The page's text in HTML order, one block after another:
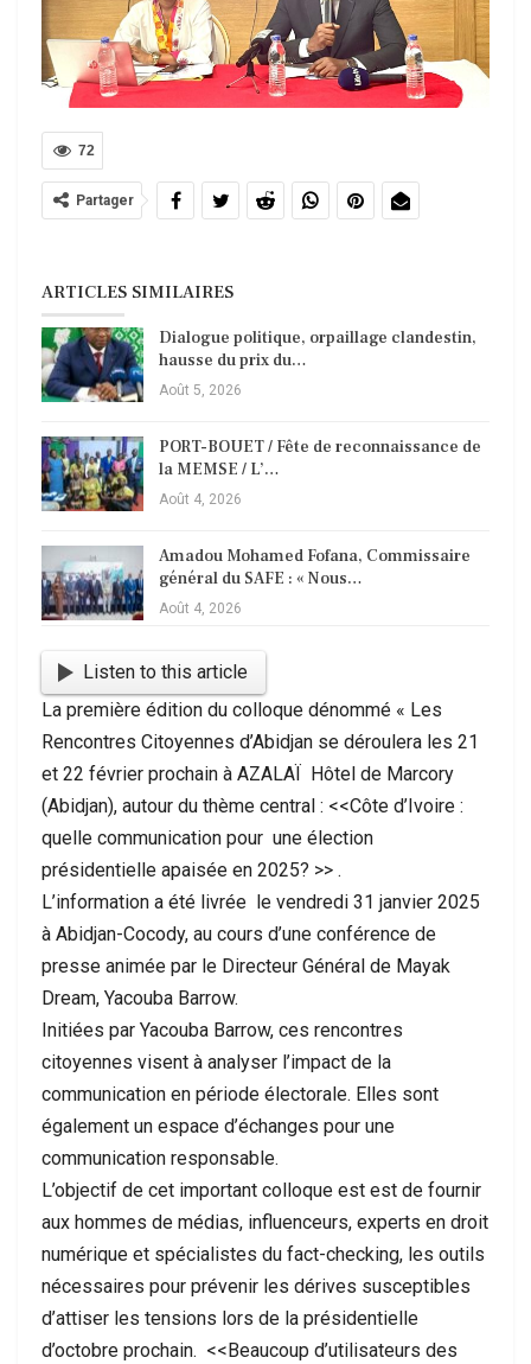
72
Partager
ARTICLES SIMILAIRES
Dialogue politique, orpaillage clandestin,
hausse du prix du…
Août 5, 2026
PORT-BOUET / Fête de reconnaissance de
la MEMSE / L’…
Août 4, 2026
Amadou Mohamed Fofana, Commissaire
général du SAFE : « Nous…
Août 4, 2026
Listen to this article
La première édition du colloque dénommé « Les
Rencontres Citoyennes d’Abidjan se déroulera les 21
et 22 février prochain à AZALAÏ Hôtel de Marcory
(Abidjan), autour du thème central : <<Côte d’Ivoire :
quelle communication pour une élection
présidentielle apaisée en 2025? >> .
L’information a été livrée le vendredi 31 janvier 2025
à Abidjan-Cocody, au cours d’une conférence de
presse animée par le Directeur Général de Mayak
Dream, Yacouba Barrow.
Initiées par Yacouba Barrow, ces rencontres
citoyennes visent à analyser l’impact de la
communication en période électorale. Elles sont
également un espace d’échanges pour une
communication responsable.
L’objectif de cet important colloque est est de fournir
aux hommes de médias, influenceurs, experts en droit
numérique et spécialistes du fact-checking, les outils
nécessaires pour prévenir les dérives susceptibles
d’attiser les tensions lors de la présidentielle
d’octobre prochain. <<Beaucoup d’utilisateurs des